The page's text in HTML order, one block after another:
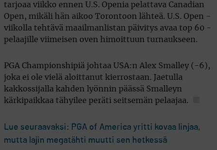
tarjoaa viikko ennen U.S. Openia pelattava Canadian
Open, mikäli hän aikoo Torontoon lähteä. U.S. Open -
viikolla tehtävä maailmanlistan päivitys avaa top 60 -
pelaajille viimeisen oven himoittuun turnaukseen.
PGA Championshipiä johtaa USA:n Alex Smalley (-6),
joka ei ole vielä aloittanut kierrostaan. Jaetulla
kakkossijalla kahden lyönnin päässä Smalleyn
kärkipaikkaa tähyilee peräti seitsemän pelaajaa.
Lue seuraavaksi: PGA of America yritti kovaa linjaa,
mutta lajin megatähti muutti sen hetkessä